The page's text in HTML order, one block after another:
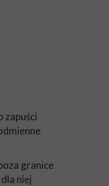
zapuści
granice
niej